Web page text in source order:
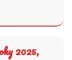
2025,